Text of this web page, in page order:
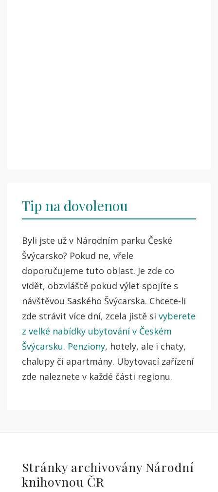
Tip na dovolenou
Byli jste už v Národním parku České
Švýcarsko? Pokud ne, vřele
doporučujeme tuto oblast. Je zde co
vidět, obzvláště pokud výlet spojíte s
návštěvou Saského Švýcarska. Chcete-li
zde strávit více dní, zcela jistě si vyberete
z velké nabídky ubytování v Českém
Švýcarsku. Penziony, hotely, ale i chaty,
chalupy či apartmány. Ubytovací zařízení
zde naleznete v každé části regionu.
Stránky archivovány Národní
knihovnou ČR